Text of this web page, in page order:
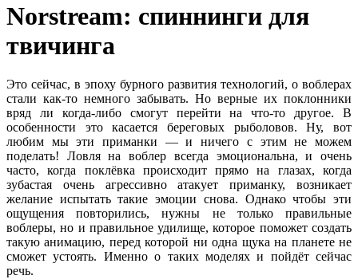
Norstream: спиннинги для
твичинга
Это сейчас, в эпоху бурного развития технологий, о воблерах
стали как-то немного забывать. Но верные их поклонники
вряд ли когда-либо смогут перейти на что-то другое. В
особенности это касается береговых рыболовов. Ну, вот
любим мы эти приманки — и ничего с этим не можем
поделать! Ловля на воблер всегда эмоциональна, и очень
часто, когда поклёвка происходит прямо на глазах, когда
зубастая очень агрессивно атакует приманку, возникает
желание испытать такие эмоции снова. Однако чтобы эти
ощущения повторились, нужны не только правильные
воблеры, но и правильное удилище, которое поможет создать
такую анимацию, перед которой ни одна щука на планете не
сможет устоять. Именно о таких моделях и пойдёт сейчас
речь.